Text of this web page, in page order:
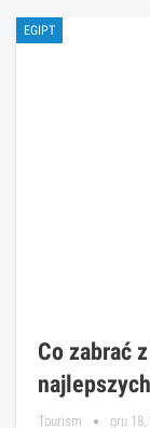
EGIPT
Co zabrać
Tourism gru 18,